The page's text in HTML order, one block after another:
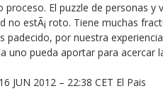
El puzzle de personas y
no estÃ¡ roto. Tiene muchas
padecido, por nuestra
uno pueda aportar para acercar
JUN 2012 – 22:38 CET El Pais